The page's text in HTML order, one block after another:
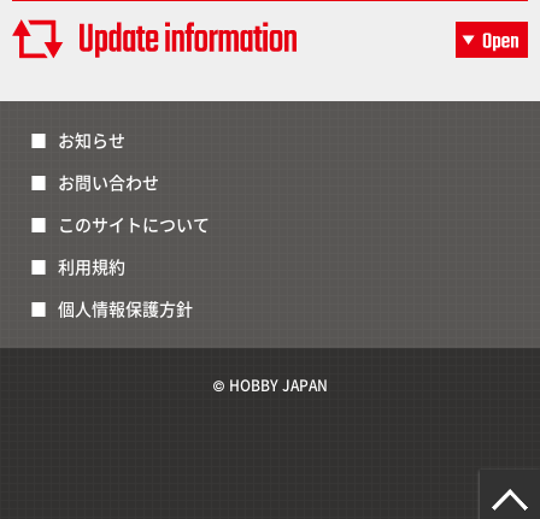
お知らせ
お問い合わせ
このサイトについて
利用規約
個人情報保護方針
© HOBBY JAPAN